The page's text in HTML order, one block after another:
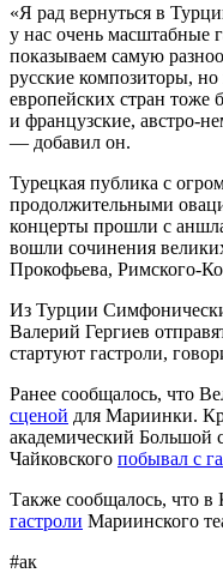
«Я рад вернуться в
у нас очень масштабные
показываем самую
русские композиторы,
европейских стран тоже
и французские, австро-
— добавил он.
Турецкая публика с
продолжительными
концерты прошли с
вошли сочинения
Прокофьева, Римского-
Из Турции
Валерий Гергиев
стартуют гастроли,
Ранее сообщалось, что
сценой для Мариинки.
академический
Чайковского побывал с
Также сообщалось, что в
гастроли Мариинского
#ак